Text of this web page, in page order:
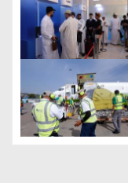
e
e
n
t